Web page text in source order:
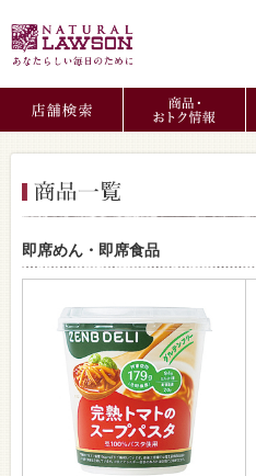
即席めん・即席食品